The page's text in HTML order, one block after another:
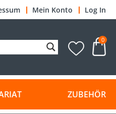
Mein Konto Log In
0
ZUBEHÖR